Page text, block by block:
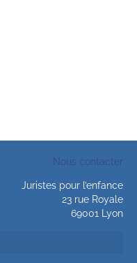
Nous contacter
Juristes pour l’enfance
23 rue Royale
69001 Lyon